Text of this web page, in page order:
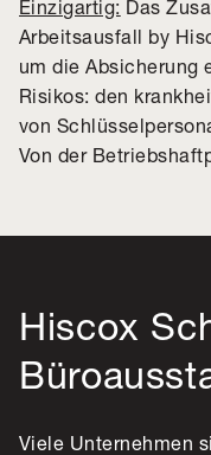
Einzigartig: Das
Arbeitsausfall by
um die Absicherung
Risikos: den
von
Von der
Hiscox
Viele Unternehmen